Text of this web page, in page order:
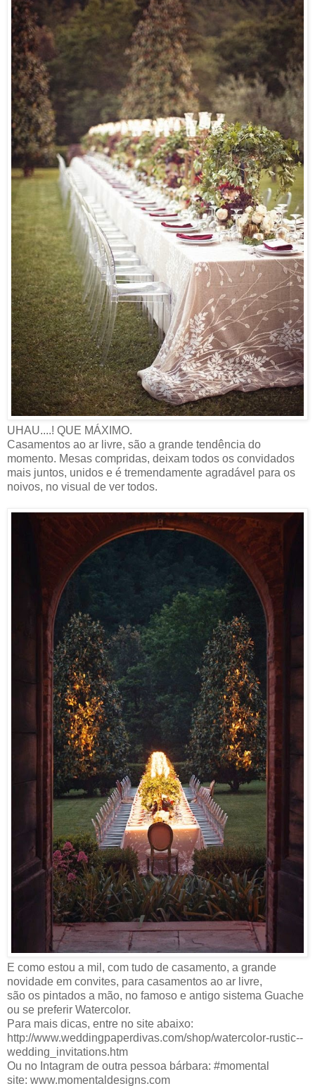
UHAU....! QUE MÁXIMO.
Casamentos ao ar livre, são a grande tendência do
momento. Mesas compridas, deixam todos os convidados
mais juntos, unidos e é tremendamente agradável para os
noivos, no visual de ver todos.
E como estou a mil, com tudo de casamento, a grande
novidade em convites, para casamentos ao ar livre,
são os pintados a mão, no famoso e antigo sistema Guache
ou se preferir Watercolor.
Para mais dicas, entre no site abaixo:
http://www.weddingpaperdivas.com/shop/watercolor-rustic--
wedding_invitations.htm
Ou no Intagram de outra pessoa bárbara: #momental
site: www.momentaldesigns.com